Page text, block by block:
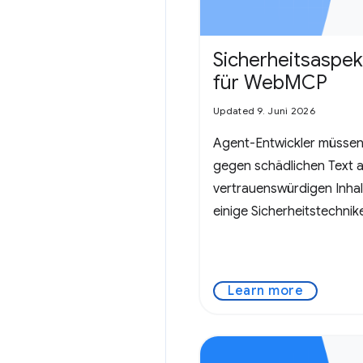
für WebMCP
Updated 9. Juni 2026
Agent-Entwickler
gegen schädlichen Text
vertrauenswürdigen
einige
Learn more